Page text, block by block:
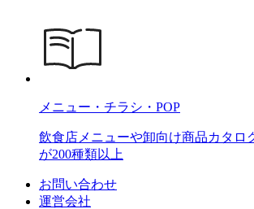
メニュー・チラシ・POP
飲食店メニューや卸向け商品カタロ
が200種類以上
お問い合わせ
運営会社